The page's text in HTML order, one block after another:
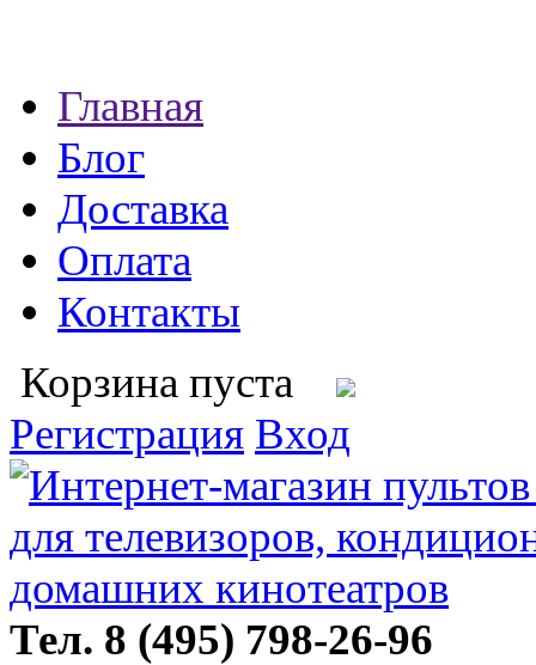
Главная
Блог
Доставка
Оплата
Контакты
Корзина пуста
Регистрация Вход
Тел. 8 (495) 798-26-96